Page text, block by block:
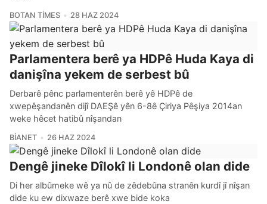
BOTAN TIMES 28 HAZ 2024
Parlamentera berê ya HDPê Huda Kaya di
danişîna yekem de serbest bû
Derbarê pênc parlamenterên berê yê HDPê de
xwepêşandanên dijî DAEŞê yên 6-8ê Çiriya Pêşiya 2014an
weke hêcet hatibû nîşandan
BIANET 26 HAZ 2024
Dengê jineke Dîlokî li Londonê olan dide
Di her albûmeke wê ya nû de zêdebûna stranên kurdî jî nîşan
dide ku ew dixwaze berê xwe bide koka